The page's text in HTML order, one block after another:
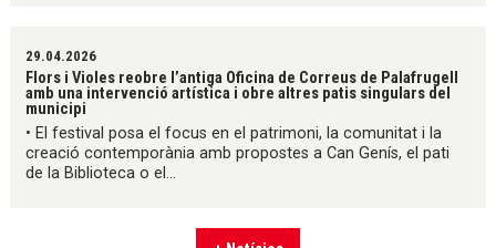
29.04.2026
Flors i Violes reobre l’antiga Oficina de Correus de Palafrugell
amb una intervenció artística i obre altres patis singulars del
municipi
• El festival posa el focus en el patrimoni, la comunitat i la
creació contemporània amb propostes a Can Genís, el pati
de la Biblioteca o el...